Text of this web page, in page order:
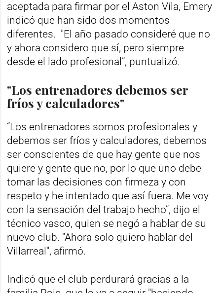
aceptada para firmar por el Aston Vila, Emery
indicó que han sido dos momentos
diferentes. "El año pasado consideré que no
y ahora considero que sí, pero siempre
desde el lado profesional”, puntualizó.
"Los entrenadores debemos ser
fríos y calculadores"
“Los entrenadores somos profesionales y
debemos ser fríos y calculadores, debemos
ser conscientes de que hay gente que nos
quiere y gente que no, por lo que uno debe
tomar las decisiones con firmeza y con
respeto y he intentado que así fuera. Me voy
con la sensación del trabajo hecho”, dijo el
técnico vasco, quien se negó a hablar de su
nuevo club. "Ahora solo quiero hablar del
Villarreal", afirmó.
Indicó que el club perdurará gracias a la